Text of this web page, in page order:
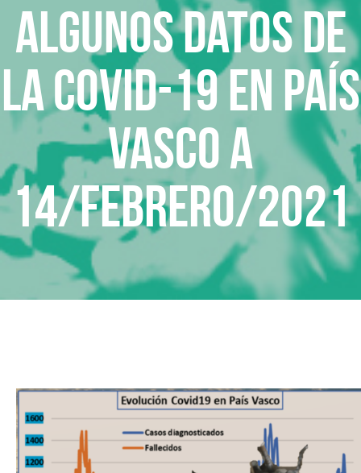
Algunos datos de
la COVID-19 en País
Vasco a
14/febrero/2021